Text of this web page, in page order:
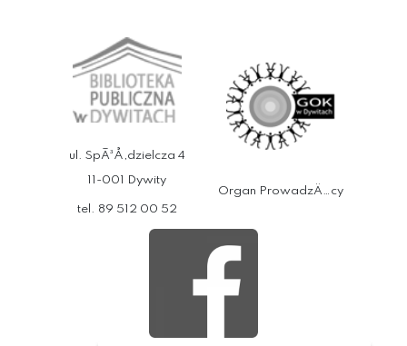
ul. SpÃ³Å‚dzielcza 4
11-001 Dywity
tel. 89 512 00 52
Organ ProwadzÄ…cy